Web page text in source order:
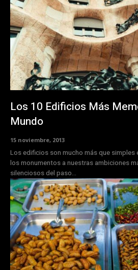
Los 10 Edificios Más
Mundo
15 noviembre, 2013
Los edificios son mucho más que
los monumentos a nuestras ambiciones
silenciosos del paso...